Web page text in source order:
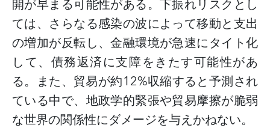
開が早まる可能性がある。下振れリスクとし
ては、さらなる感染の波によって移動と支出
の増加が反転し、金融環境が急速にタイト化
して、債務返済に支障をきたす可能性があ
る。また、貿易が約12%収縮すると予測され
ている中で、地政学的緊張や貿易摩擦が脆弱
な世界の関係性にダメージを与えかねない。